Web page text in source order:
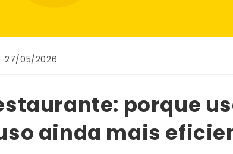
27/05/2026
porque
ainda mais